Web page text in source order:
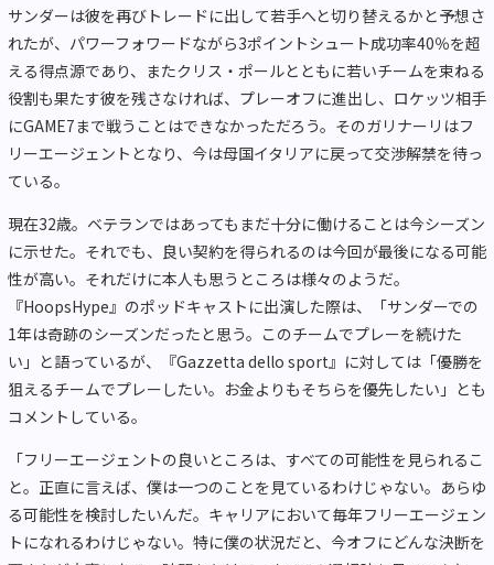
サンダーは彼を再びトレードに出して若手へと切り替えるかと予想さ
れたが、パワーフォワードながら3ポイントシュート成功率40％を超
える得点源であり、またクリス・ポールとともに若いチームを束ねる
役割も果たす彼を残さなければ、プレーオフに進出し、ロケッツ相手
にGAME7まで戦うことはできなかっただろう。そのガリナーリはフ
リーエージェントとなり、今は母国イタリアに戻って交渉解禁を待っ
ている。
現在32歳。ベテランではあってもまだ十分に働けることは今シーズン
に示せた。それでも、良い契約を得られるのは今回が最後になる可能
性が高い。それだけに本人も思うところは様々のようだ。
『HoopsHype』のポッドキャストに出演した際は、「サンダーでの
1年は奇跡のシーズンだったと思う。このチームでプレーを続けた
い」と語っているが、『Gazzetta dello sport』に対しては「優勝を
狙えるチームでプレーしたい。お金よりもそちらを優先したい」とも
コメントしている。
「フリーエージェントの良いところは、すべての可能性を見られるこ
と。正直に言えば、僕は一つのことを見ているわけじゃない。あらゆ
る可能性を検討したいんだ。キャリアにおいて毎年フリーエージェン
トになれるわけじゃない。特に僕の状況だと、今オフにどんな決断を